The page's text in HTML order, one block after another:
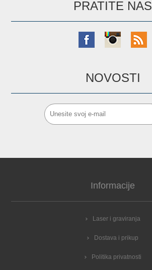
PRATITE NAS
NOVOSTI
Informacije
Laser i graviranja
Dostava i prikup
Politika privatnosti